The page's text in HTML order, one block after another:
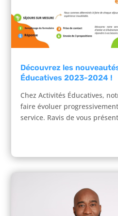
Découvrez les
Éducatives 2023-2024 !
Chez Activités Éducatives,
faire évoluer
service. Ravis de vous